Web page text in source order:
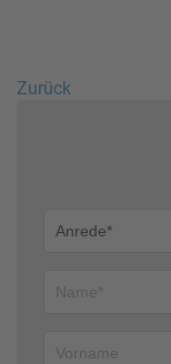
Zurück